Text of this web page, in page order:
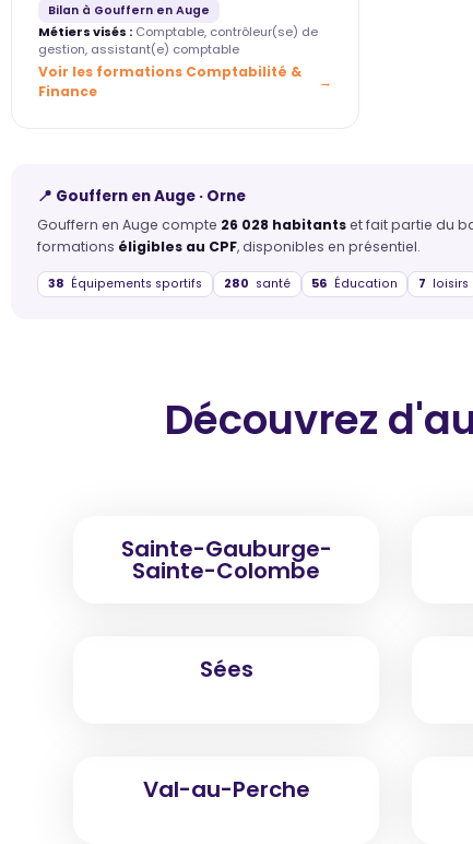
Bilan à Gouffern en Auge
Métiers visés : Comptable, contrôleur(se) de
gestion, assistant(e) comptable
Voir les formations Comptabilité &
Finance
📍 Gouffern en Auge · Orne
Gouffern en Auge compte 26 028 habitantset fait partie du
formations éligibles au CPF, disponibles en présentiel.
38 Équipements sportifs 280 santé 56 Éducation 7 loisirs
Découvrez
Sainte-Gauburge-
Sainte-Colombe
Sées
Val-au-Perche